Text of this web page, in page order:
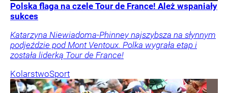
Polska flaga na czele Tour de France! Ależ wspaniały
sukces
Katarzyna Niewiadoma-Phinney najszybsza na słynnym
podjeździe pod Mont Ventoux. Polka wygrała etap i
została liderką Tour de France!
KolarstwoSport